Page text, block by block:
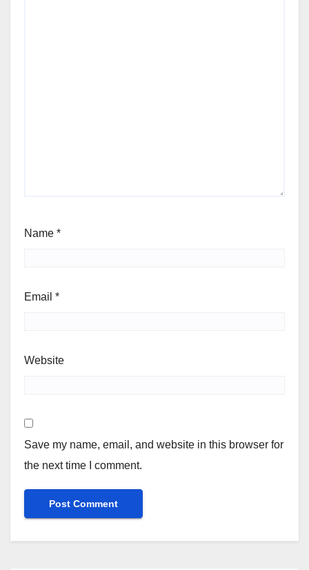
Name *
Email *
Website
Save my name, email, and website in this browser for
the next time I comment.